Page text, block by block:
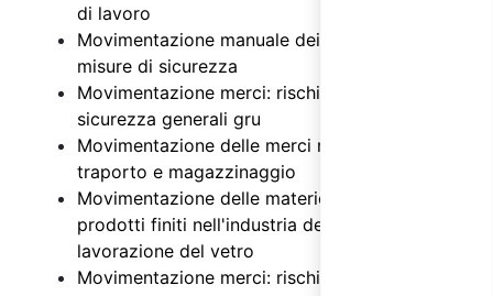
di lavoro
Movimentazione manuale dei carichi: rischi e
misure di sicurezza
Movimentazione merci: rischi e misure di
sicurezza generali gru
Movimentazione delle merci nelle attività di
traporto e magazzinaggio
Movimentazione delle materie prime e dei
prodotti finiti nell'industria della produzione e
lavorazione del vetro
Movimentazione merci: rischi e misure di